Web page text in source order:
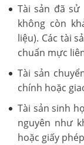
Tài sản đã
không còn
liệu). Các tài
chuẩn mực
Tài sản
chính hoặc
Tài sản sinh
nguyên như
hoặc giấy